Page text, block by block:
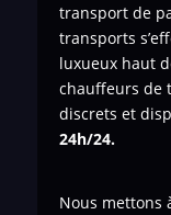
transport de
transports
luxueux haut
chauffeurs de
discrets et
24h/24.
Nous mettons